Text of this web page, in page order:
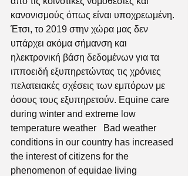
κανονισμούς όπως είναι υποχρεωμένη.
Έτσι, το 2019 στην χώρα μας δεν
υπάρχει ακόμα σήμανση και
ηλεκτρονική βάση δεδομένων για τα
ιπποειδή εξυπηρετώντας τις χρόνιες
πελατειακές σχέσεις των εμπόρων με
όσους τους εξυπηρετούν. Equine care
during winter and extreme low
temperature weather   Bad weather
conditions in our country has increased
the interest of citizens for the
phenomenon of equidae living